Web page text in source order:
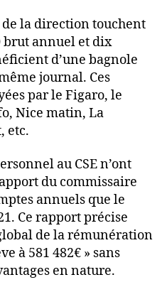
de la direction touchent
brut annuel et dix
d’une bagnole
journal. Ces
par le Figaro, le
Nice matin, La
etc.
au CSE n’ont
du commissaire
annuels que le
Ce rapport précise
de la rémunération
à 581 482€ » sans
en nature.